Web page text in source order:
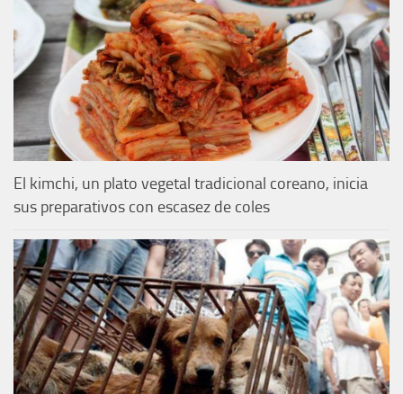
El kimchi, un plato vegetal tradicional coreano, inicia
sus preparativos con escasez de coles